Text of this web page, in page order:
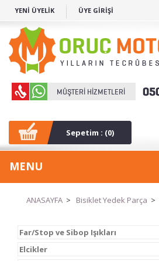
YENİ ÜYELİK ÜYE GİRİŞİ
Sepetim : (0)
MENU
ANASAYFA > Bisiklet Yedek Parça >
Far/Stop ve Sibop Işıkları
Elcikler